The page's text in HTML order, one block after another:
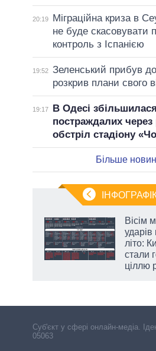
20:19
Міграційна криза в
не буде скасовувати
контроль з Іспанією
19:52 Зеленський прибув
розкрив плани свого
19:17
В Одесі збільшилася
постраждалих через
обстріл стадіону
Більше новин
Вісім
ударів
літо:
стали
ціллю
Cуб'єкт у сфері онлайн-медіа.
05063